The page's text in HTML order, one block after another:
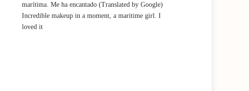
marítima. Me ha encantado (Translated by Google)
Incredible makeup in a moment, a maritime girl. I
loved it